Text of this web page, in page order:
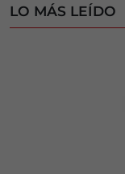
LO MÁS LEÍDO